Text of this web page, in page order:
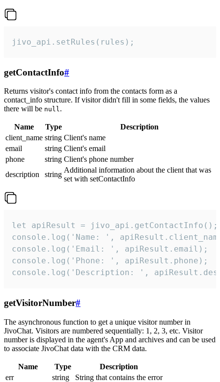
jivo_api.setRules(rules);
getContactInfo#
Returns visitor's contact info from the contacts form as a
contact_info structure. If visitor didn't fill in some fields, the values
there will be null.
Name Type
Description
client_name string Client's name
email
string Client's email
phone
string Client's phone number
description
string
Additional information about the client that was
set with setContactInfo
let apiResult = jivo_api.getContactInfo();
console.log('Name: ',
console.log('Email: ', apiResult.email);
console.log('Phone: ', apiResult.phone);
console.log('Description: ',
getVisitorNumber#
The asynchronous function to get a unique visitor number in
JivoChat. Visitors are numbered sequentially: 1, 2, 3, etc. Visitor
number is displayed in the agent's App and archives and can be used
to associate JivoChat data with the CRM data.
Name Type
Description
err
string
String that contains the error